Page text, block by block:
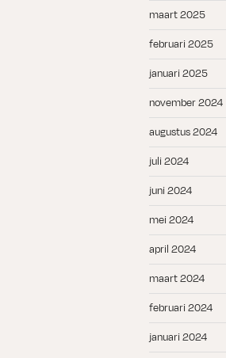
maart 2025
februari 2025
januari 2025
november 2024
augustus 2024
juli 2024
juni 2024
mei 2024
april 2024
maart 2024
februari 2024
januari 2024